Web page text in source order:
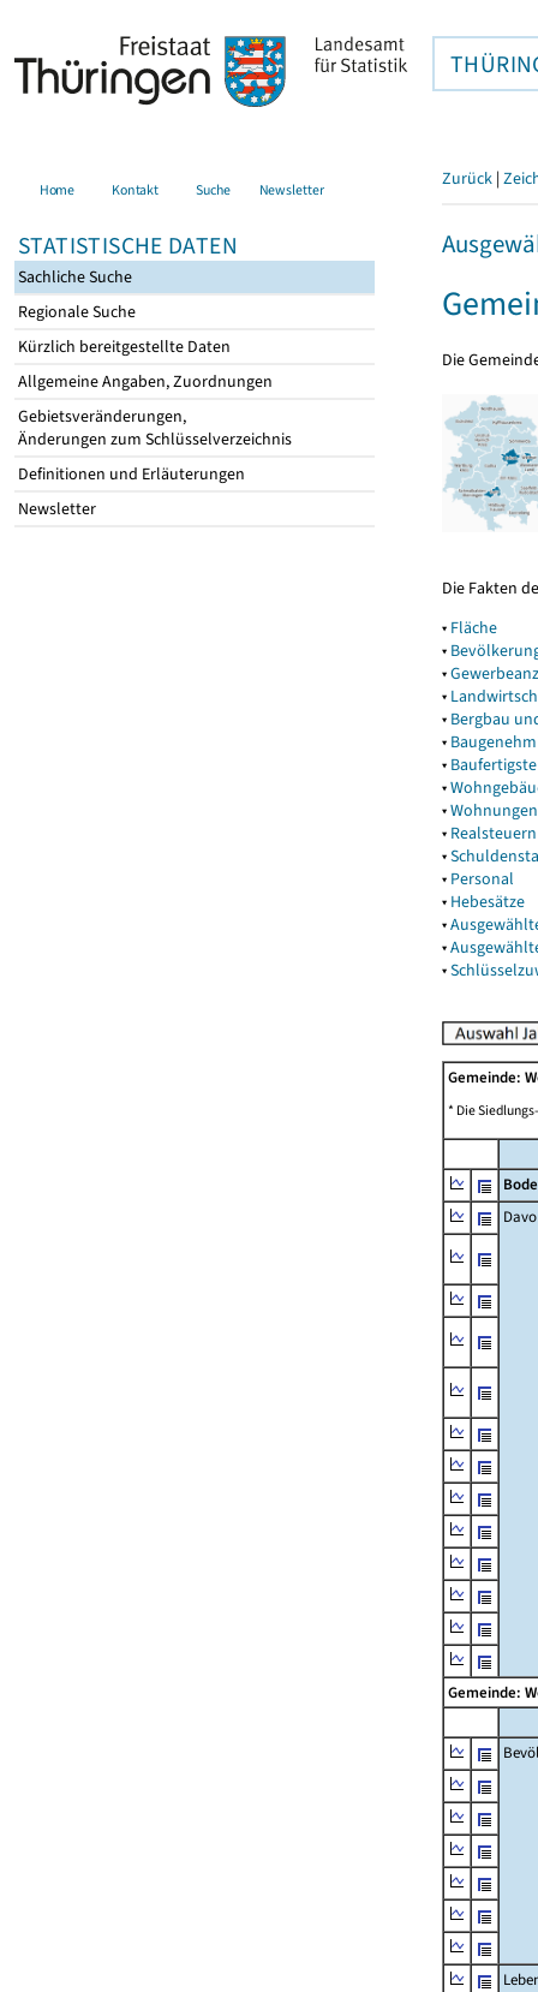
Home Kontakt Suche Newsletter
STATISTISCHE DATEN
Sachliche Suche
Regionale Suche
Kürzlich bereitgestellte Daten
Allgemeine Angaben, Zuordnungen
Gebietsveränderungen,
Änderungen zum Schlüsselverzeichnis
Definitionen und Erläuterungen
Newsletter
Zurück |
Die
Die Fakten
▾ Fläche
▾
▾
▾
▾ Bergbau
▾
▾
▾
▾Wohnungen
▾ Realsteuern
▾
▾ Personal
▾ Hebesätze
▾
▾
▾
Gemeinde:
* Die
Gemeinde: